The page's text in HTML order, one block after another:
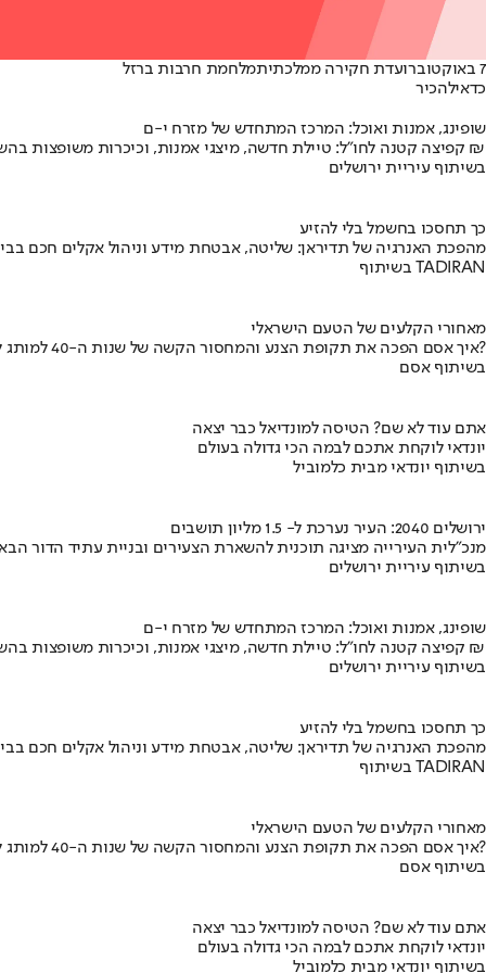
7 באוקטובר ועדת חקירה ממלכתיתמלחמת חרבות ברזל
כדאילהכיר
שופינג, אמנות ואוכל: המרכז המתחדש של מזרח י-ם
קפיצה קטנה לחו"ל: טיילת חדשה, מיצגי אמנות, וכיכרות משופצות בהשקעה של 100 מיליון ₪
בשיתוף עיריית ירושלים
כך תחסכו בחשמל בלי להזיע
מהפכת האנרגיה של תדיראן: שליטה, אבטחת מידע וניהול אקלים חכם
בשיתוף TADIRAN
מאחורי הקלעים של הטעם הישראלי
איך אסם הפכה את תקופת הצנע והמחסור הקשה של שנות ה-40 למותג לאומי?
בשיתוף אסם
אתם עוד לא שם? הטיסה למונדיאל כבר יצאה
יונדאי לוקחת אתכם לבמה הכי גדולה בעולם
בשיתוף יונדאי מבית כלמוביל
ירושלים 2040: העיר נערכת ל- 1.5 מליון תושבים
מנכ"לית העירייה מציגה תוכנית להשארת הצעירים ובניית עתיד הדור
בשיתוף עיריית ירושלים
שופינג, אמנות ואוכל: המרכז המתחדש של מזרח י-ם
קפיצה קטנה לחו"ל: טיילת חדשה, מיצגי אמנות, וכיכרות משופצות בהשקעה של 100 מיליון ₪
בשיתוף עיריית ירושלים
כך תחסכו בחשמל בלי להזיע
מהפכת האנרגיה של תדיראן: שליטה, אבטחת מידע וניהול אקלים חכם
בשיתוף TADIRAN
מאחורי הקלעים של הטעם הישראלי
איך אסם הפכה את תקופת הצנע והמחסור הקשה של שנות ה-40 למותג לאומי?
בשיתוף אסם
אתם עוד לא שם? הטיסה למונדיאל כבר יצאה
יונדאי לוקחת אתכם לבמה הכי גדולה בעולם
בשיתוף יונדאי מבית כלמוביל